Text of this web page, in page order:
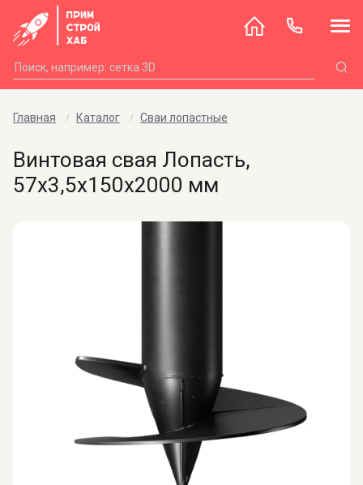
Главная Каталог Сваи лопастные
Винтовая свая Лопасть,
57х3,5х150х2000 мм